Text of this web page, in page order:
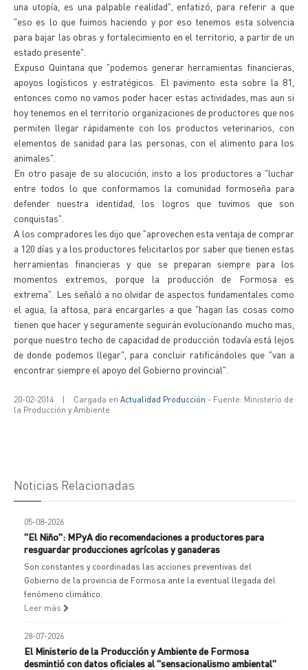
una utopía, es una palpable realidad", enfatizó, para referir a que
"eso es lo que fuimos haciendo y por eso tenemos esta solvencia
para bajar las obras y fortalecimiento en el territorio, a partir de un
estado presente".
Expuso Quintana que "podemos generar herramientas financieras,
apoyos logísticos y estratégicos. El pavimento esta sobre la 81,
entonces como no vamos poder hacer estas actividades, mas aun si
hoy tenemos en el territorio organizaciones de productores que nos
permiten llegar rápidamente con los productos veterinarios, con
elementos de sanidad para las personas, con el alimento para los
animales".
En otro pasaje de su alocución, insto a los productores a "luchar
entre todos lo que conformamos la comunidad formoseña para
defender nuestra identidad, los logros que tuvimos que son
conquistas".
A los compradores les dijo que "aprovechen esta ventaja de comprar
a 120 días y a los productores felicitarlos por saber que tienen estas
herramientas financieras y que se preparan siempre para los
momentos extremos, porque la producción de Formosa es
extrema". Les señaló a no olvidar de aspectos fundamentales como
el agua, la aftosa, para encargarles a que "hagan las cosas como
tienen que hacer y seguramente seguirán evolucionando mucho mas,
porque nuestro techo de capacidad de producción todavía está lejos
de donde podemos llegar", para concluir ratificándoles que "van a
encontrar siempre el apoyo del Gobierno provincial".
20-02-2014 | Cargada en Actualidad Producción - Fuente: Ministerio de
la Producción y Ambiente
Noticias Relacionadas
05-08-2026
"El Niño": MPyA dio recomendaciones a productores para
resguardar producciones agrícolas y ganaderas
Son constantes y coordinadas las acciones preventivas del
Gobierno de la provincia de Formosa ante la eventual llegada del
fenómeno climático.
Leer más
28-07-2026
El Ministerio de la Producción y Ambiente de Formosa
desmintió con datos oficiales al "sensacionalismo ambiental"